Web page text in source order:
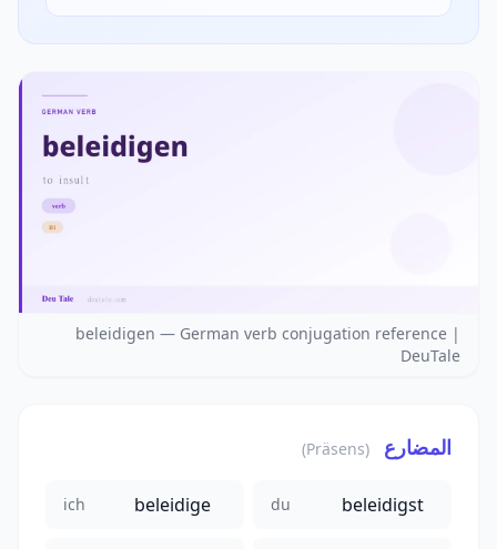
beleidigen — German verb conjugation reference |
DeuTale
المضارع (Präsens)
ich beleidige du beleidigst